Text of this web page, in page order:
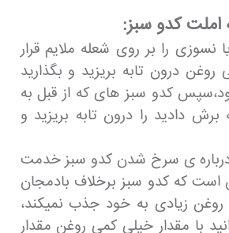
املت کدو سبز:
نسوزی را بر روی شعله ملایم قرار
درون تابه بریزید و بگذارید
کدو سبز های که از قبل به
دادید را درون تابه بریزید و
ی سرخ شدن کدو سبز خدمت
که کدو سبز برخلاف بادمجان
زیادی به خود جذب نمیکند،
با مقدار خیلی کمی روغن مقدار